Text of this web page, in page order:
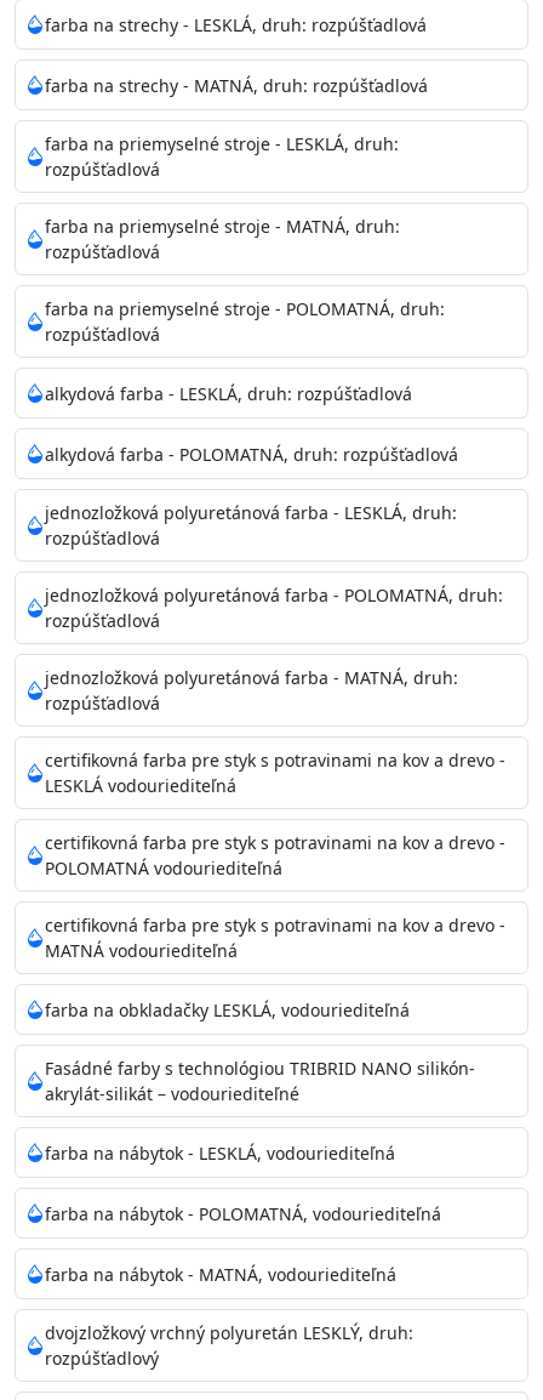
Neaplikujte pri teplote pod 5°C a nad teplotu 35°C alebo
pri relatívnej vlhkosti nad 80%.
Nepoužitá farba vyžaduje špeciálne zaobchádzanie na
bezpečnú likvidáciu.
Riedenie: do 10% vodou, podľa spôsobu aplikácie
Doba schnutia na dotyk
Doba na druhý náter: 3-4 hodiny
Balenie : 750ml, 1l, 3l, 9l, 15l
Výdatnosť na jednu vrstvu
Aplikácia: štetec, valček, striekacia pištoľ
Povrchová úprava: 1
Je možné tónovať v systéme Colorfull: áno
Merná hmotnosť : 1,54 ± 0,02 Kg / L (ISO 2811)
Čistenie: vodou
Príprava povrchu
Povrchy musia byť hladké, čisté, suché, zbavené prachu,
mastnoty, solí a materiálov so zlou priľnavosťou. Otvory
alebo trhliny vyplňte
akrylovým tmelom Acrylic putty, Visto alebo Acrylic light
putty a prebrúste. Nové alebo porézne povrchy natreté
menej kvalitnými farbami
vždy penetrujte. Odporúčané penetračné nátery
Acrylan Unco, Gypsum board alebo Vitex Primer 100% a
na škvrny použite Blanco eco
riediteľné vodou.
Skladovanie
48 mesiacov v orig. uzavretých obaloch medzi 5°C až
25°C
farba na strechy - LESKLÁ, druh: rozpúšťadlová
farba na strechy - MATNÁ, druh: rozpúšťadlová
farba na priemyselné stroje - LESKLÁ, druh:
rozpúšťadlová
farba na priemyselné stroje - MATNÁ, druh:
rozpúšťadlová
farba na priemyselné stroje - POLOMATNÁ, druh:
rozpúšťadlová
alkydová farba - LESKLÁ, druh: rozpúšťadlová
alkydová farba - POLOMATNÁ, druh: rozpúšťadlová
jednozložková polyuretánová farba - LESKLÁ, druh:
rozpúšťadlová
jednozložková polyuretánová farba - POLOMATNÁ, druh:
rozpúšťadlová
jednozložková polyuretánová farba - MATNÁ, druh:
rozpúšťadlová
certifikovná farba pre styk s potravinami na kov a drevo -
LESKLÁ vodouriediteľná
certifikovná farba pre styk s potravinami na kov a drevo -
POLOMATNÁ vodouriediteľná
certifikovná farba pre styk s potravinami na kov a drevo -
MATNÁ vodouriediteľná
farba na obkladačky LESKLÁ, vodouriediteľná
Fasádné farby s technológiou TRIBRID NANO silikón-
akrylát-silikát – vodouriediteľné
farba na nábytok - LESKLÁ, vodouriediteľná
farba na nábytok - POLOMATNÁ, vodouriediteľná
farba na nábytok - MATNÁ, vodouriediteľná
dvojzložkový vrchný polyuretán LESKLÝ, druh:
rozpúšťadlový